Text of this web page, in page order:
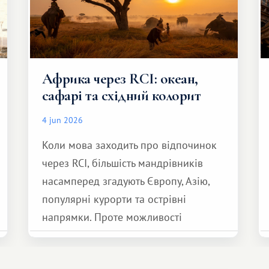
Африка через RCI: океан,
сафарі та східний колорит
4 jun 2026
Коли мова заходить про відпочинок
через RCI, більшість мандрівників
насамперед згадують Європу, Азію,
популярні курорти та острівні
напрямки. Проте можливості
обмінної системи значно ширші.